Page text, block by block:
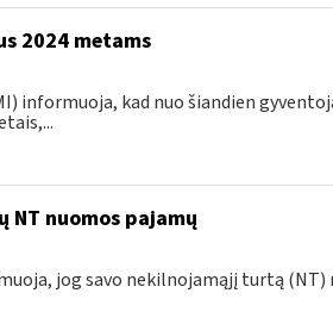
2024 metams
informuoja, kad nuo šiandien
NT nuomos pajamų
jog savo nekilnojamąjį turtą